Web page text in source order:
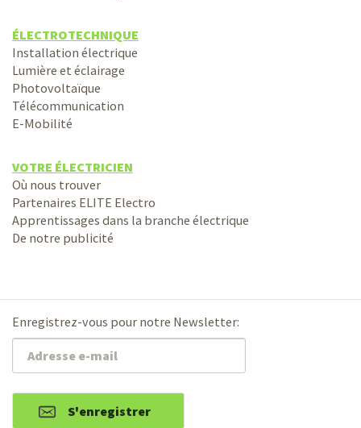
ÉLECTROTECHNIQUE
Installation électrique
Lumière et éclairage
Photovoltaïque
Télécommunication
E-Mobilité
VOTRE ÉLECTRICIEN
Où nous trouver
Partenaires ELITE Electro
Apprentissages dans la branche électrique
De notre publicité
Enregistrez-vous pour notre Newsletter:
S'enregistrer